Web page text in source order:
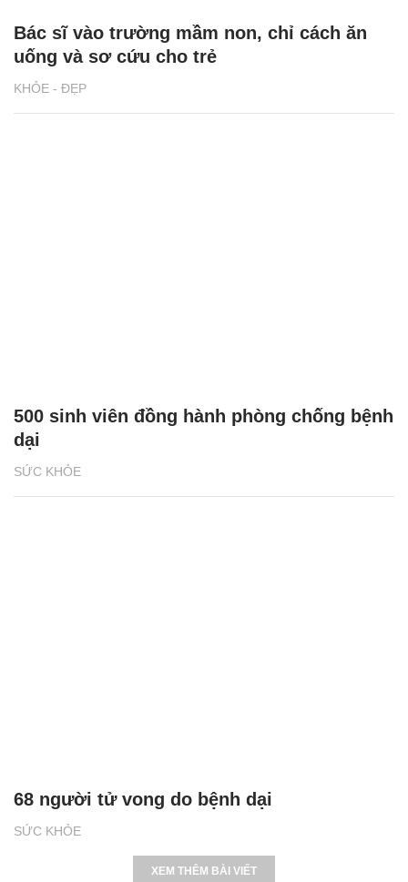
KHỎE - ĐẸP
Bác sĩ vào trường mầm non, chỉ cách ăn
uống và sơ cứu cho trẻ
SỨC KHỎE
500 sinh viên đồng hành phòng chống bệnh
dại
SỨC KHỎE
68 người tử vong do bệnh dại
XEM THÊM BÀI VIẾT